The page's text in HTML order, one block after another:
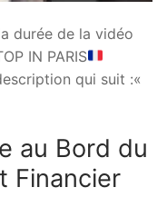
durée de la vidéo
IN PARIS
qui suit :«
au Bord du
Financier